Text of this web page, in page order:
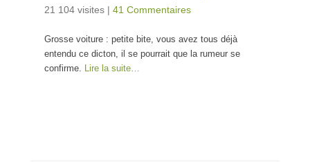
21 104 visites | 41 Commentaires
Grosse voiture : petite bite, vous avez tous déjà
entendu ce dicton, il se pourrait que la rumeur se
confirme. Lire la suite…